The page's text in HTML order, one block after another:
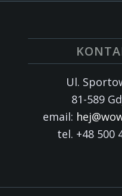
Ul.
81-589
email:
tel. +48 500